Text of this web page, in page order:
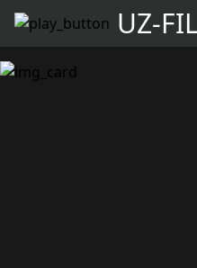
UZ-